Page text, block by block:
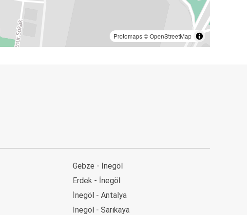
Protomaps©OpenStreetMap
Gebze - İnegöl
Erdek - İnegöl
İnegöl - Antalya
İnegöl - Sarıkaya